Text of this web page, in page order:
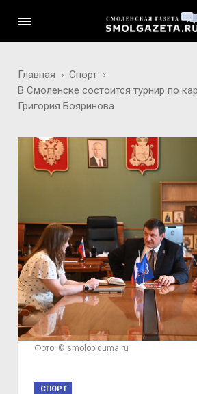
Главная
Спорт
В Смоленске состоится турнир по
Григория Бояринова
Фото: © smoloblduma.ru
СПОРТ